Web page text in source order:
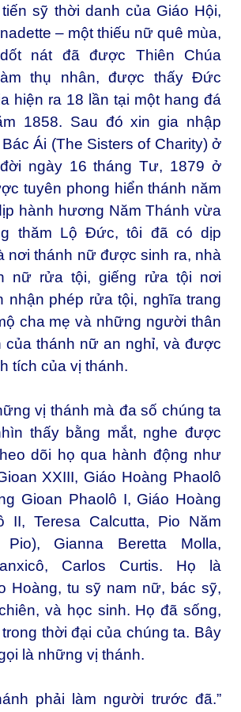
sỹ thời danh của Giáo Hội,
– một thiếu nữ quê mùa,
nát đã được Thiên Chúa
thụ nhân, được thấy Đức
hiện ra 18 lần tại một hang đá
1858. Sau đó xin gia nhập
Ái (The Sisters of Charity) ở
ngày 16 tháng Tư, 1879 ở
tuyên phong hiển thánh năm
hành hương Năm Thánh vừa
thăm Lộ Đức, tôi đã có dịp
nơi thánh nữ được sinh ra, nhà
nữ rửa tội, giếng rửa tội nơi
nhận phép rửa tội, nghĩa trang
cha mẹ và những người thân
của thánh nữ an nghỉ, và được
tích của vị thánh.
vị thánh mà đa số chúng ta
thấy bằng mắt, nghe được
dõi họ qua hành động như
XXIII, Giáo Hoàng Phaolô
Gioan Phaolô I, Giáo Hoàng
II, Teresa Calcutta, Pio Năm
Gianna Beretta Molla,
Carlos Curtis. Họ là
Hoàng, tu sỹ nam nữ, bác sỹ,
và học sinh. Họ đã sống,
thời đại của chúng ta. Bây
là những vị thánh.
phải làm người trước đã.”